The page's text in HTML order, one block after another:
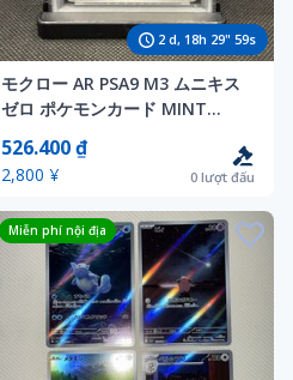
2d, 18h 29" 57s
モクロー AR PSA9 M3 ムニキス
ゼロ ポケモンカード MINT
082/080 ともだちをさがす
ryoma uratsuka
526.400 ₫
2,800 ¥ 0lượt đấu
Miễn phí nội địa